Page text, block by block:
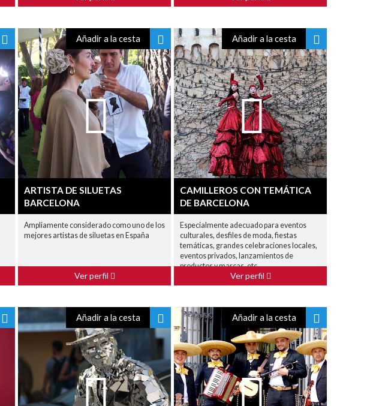
Añadir a la cesta
ARTISTA DE SILUETAS
BARCELONA
Ampliamente considerado como uno de los
mejores artistas de siluetas en España
Ver perfil
Añadir a la cesta
CAMILLEROS CON TEMÁTICA
DE BARCELONA
Especialmente adecuado para eventos
culturales, desfiles de moda, fiestas
temáticas, grandes celebraciones locales,
eventos privados, lanzamientos de
productos y marcas, etc.
Ver perfil
Añadir a la cesta Añadir a la cesta